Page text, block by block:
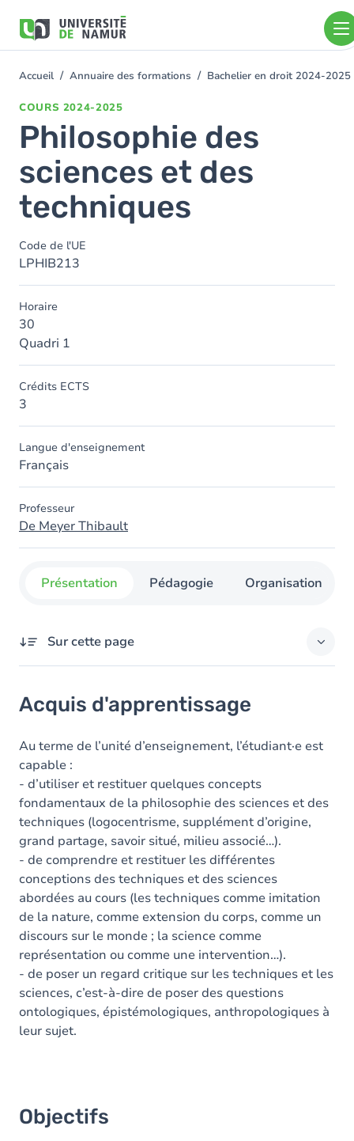
contenu
You
Accueil Annuaire des formations Bachelier en droit 2024-2025
COURS 2024-2025
Philosophie des
sciences et des
techniques
Code de l'UE
LPHIB213
Horaire
30
Quadri 1
Crédits ECTS
3
Langue d'enseignement
Français
Professeur
De Meyer Thibault
Présentation Pédagogie Organisation
Sur cette page
Objectifs
Contenu
Table des matières
Exercices
Acquis d'apprentissage
Au terme de l’unité d’enseignement, l’étudiant·e est
capable :
- d’utiliser et restituer quelques concepts
fondamentaux de la philosophie des sciences et des
techniques (logocentrisme, supplément d’origine,
grand partage, savoir situé, milieu associé…).
- de comprendre et restituer les différentes
conceptions des techniques et des sciences
abordées au cours (les techniques comme imitation
de la nature, comme extension du corps, comme un
discours sur le monde ; la science comme
représentation ou comme une intervention…).
- de poser un regard critique sur les techniques et les
sciences, c’est-à-dire de poser des questions
ontologiques, épistémologiques, anthropologiques à
leur sujet.
Objectifs